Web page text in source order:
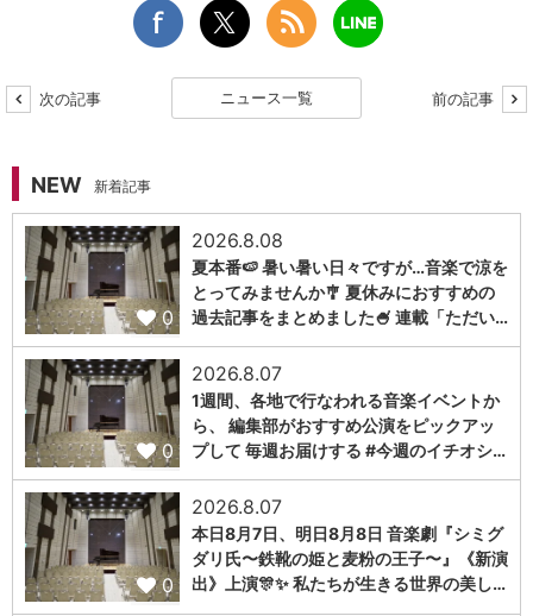
次の記事 ニュース一覧 前の記事
NEW 新着記事
0
2026.8.08
夏本番🍉 暑い暑い日々ですが…音楽で涼を
とってみませんか🎐 夏休みにおすすめの
過去記事をまとめました🍧 連載「ただい…
0
2026.8.07
1週間、各地で行なわれる音楽イベントか
ら、 編集部がおすすめ公演をピックアッ
プして 毎週お届けする #今週のイチオシ…
0
2026.8.07
本日8月7日、明日8月8日 音楽劇『シミグ
ダリ氏〜鉄靴の姫と麦粉の王子〜』《新演
出》上演🎊✨ 私たちが生きる世界の美し…